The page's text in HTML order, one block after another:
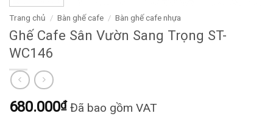
Trang chủ / Bàn ghế cafe / Bàn ghế cafe nhựa
Ghế Cafe Sân Vườn Sang Trọng ST-
WC146
680.000₫ Đã bao gồm VAT